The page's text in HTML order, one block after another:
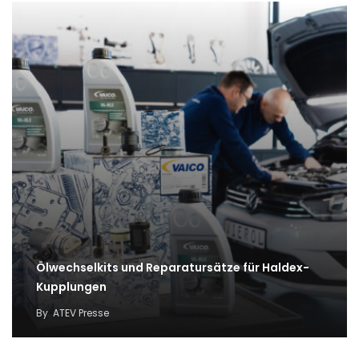
Ölwechselkits und Reparatursätze für Haldex-
Kupplungen
By ATEV Presse